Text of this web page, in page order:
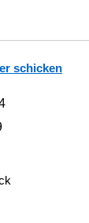
schicken